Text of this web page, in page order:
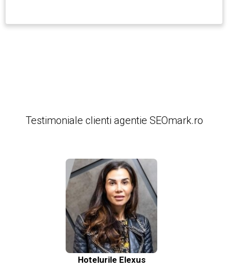
Testimoniale clienti agentie SEOmark.ro
Hotelurile Elexus